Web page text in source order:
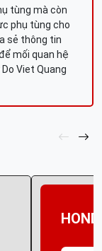
tùng mà còn
phụ tùng cho
sẻ thông tin
mối quan hệ
Viet Quang